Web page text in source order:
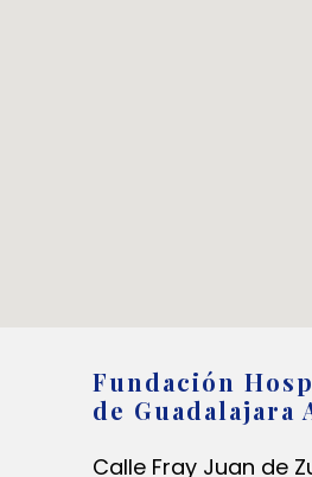
Fundación
de Guadalajara
Calle Fray Juan de